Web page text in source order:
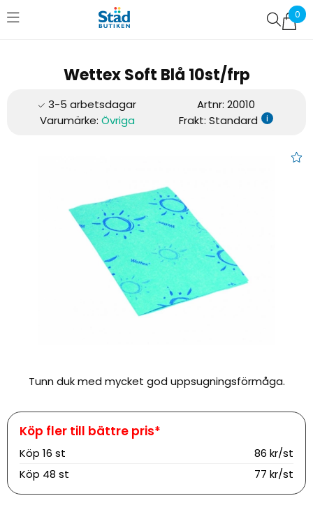
0
Favoriter (0)
Wettex Soft Blå 10st/frp
Artnr: 20010
Varumärke: Övriga Frakt: Standard i
Tunn duk med mycket god uppsugningsförmåga.
Köp 16 st
86 kr/st
Köp 48 st 77 kr/st